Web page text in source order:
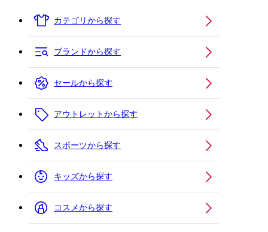
カテゴリから探す
ブランドから探す
セールから探す
アウトレットから探す
スポーツから探す
キッズから探す
コスメから探す